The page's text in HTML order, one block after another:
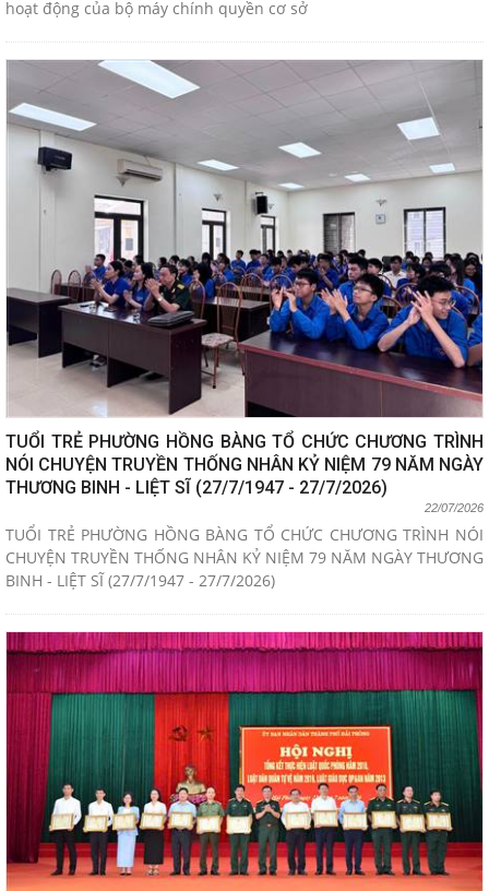
hoạt động của bộ máy chính quyền cơ sở
TUỔI TRẺ PHƯỜNG HỒNG BÀNG TỔ CHỨC CHƯƠNG TRÌNH
NÓI CHUYỆN TRUYỀN THỐNG NHÂN KỶ NIỆM 79 NĂM NGÀY
THƯƠNG BINH - LIỆT SĨ (27/7/1947 - 27/7/2026)
22/07/2026
TUỔI TRẺ PHƯỜNG HỒNG BÀNG TỔ CHỨC CHƯƠNG TRÌNH NÓI
CHUYỆN TRUYỀN THỐNG NHÂN KỶ NIỆM 79 NĂM NGÀY THƯƠNG
BINH - LIỆT SĨ (27/7/1947 - 27/7/2026)